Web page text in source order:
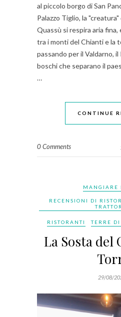
al piccolo borgo di San
Palazzo Tiglio, la
Quassù si respira aria
tra i monti del Chianti e la
passando per il Valdarno,
boschi che separano il
…
CONTINUE
0 Comments
MANGIARE
RECENSIONI DI
RISTORANTI TERRE
La Sosta del
29/08/